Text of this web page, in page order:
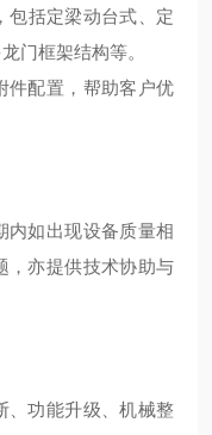
包括定梁动台式、定
门框架结构等。
件配置，帮助客户优
内如出现设备质量相
，亦提供技术协助与
、功能升级、机械整